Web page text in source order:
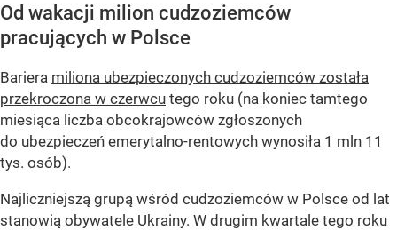
Od wakacji milion cudzoziemców
pracujących w Polsce
Bariera miliona ubezpieczonych cudzoziemców została
przekroczona w czerwcu tego roku (na koniec tamtego
miesiąca liczba obcokrajowców zgłoszonych
do ubezpieczeń emerytalno-rentowych wynosiła 1 mln 11
tys. osób).
Najliczniejszą grupą wśród cudzoziemców w Polsce od lat
stanowią obywatele Ukrainy. W drugim kwartale tego roku